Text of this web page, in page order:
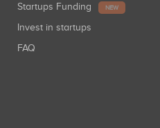
Startups Funding NEW
Invest in startups
FAQ